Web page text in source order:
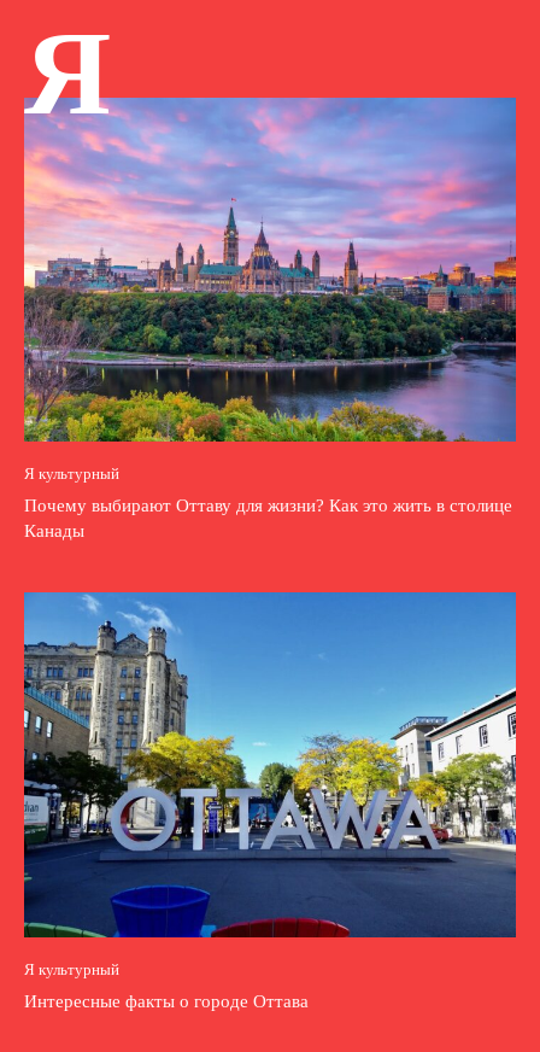
Я
Я культурный
Почему выбирают Оттаву для жизни? Как это жить в столице
Канады
Я культурный
Интересные факты о городе Оттава